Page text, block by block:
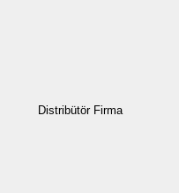
Distribütör Firma